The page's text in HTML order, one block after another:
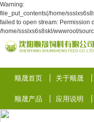
Warning:
file_put_contents(/home/
failed to open stream: Permission
/home/ssslxs6s8skl/wwwroot/
顺晟首页 关于顺晟
顺晟产品 应用说明